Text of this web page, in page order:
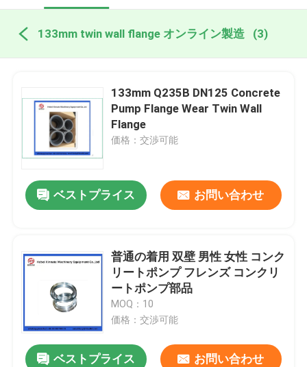
133mm twin wall flange オンライン製造 (3)
133mm Q235B DN125 Concrete
Pump Flange Wear Twin Wall
Flange
価格：交渉可能
ベストプライス お問い合わせ
普通の着用 双壁 男性 女性 コンク
リートポンプ フレンズ コンクリ
ートポンプ部品
MOQ：10
価格：交渉可能
ベストプライス お問い合わせ